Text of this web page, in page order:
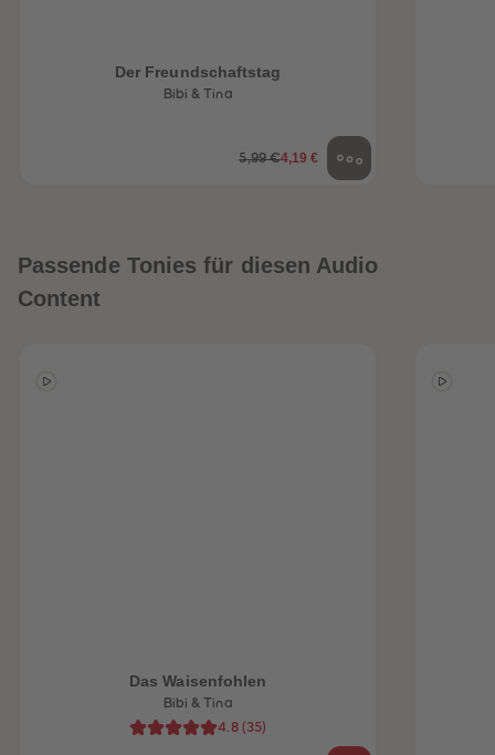
Der Freundschaftstag
Bibi & Tina
5,99 €4,19 €
Passende Tonies für diesen Audio
Content
Das Waisenfohlen
Bibi & Tina
4.8 (35)